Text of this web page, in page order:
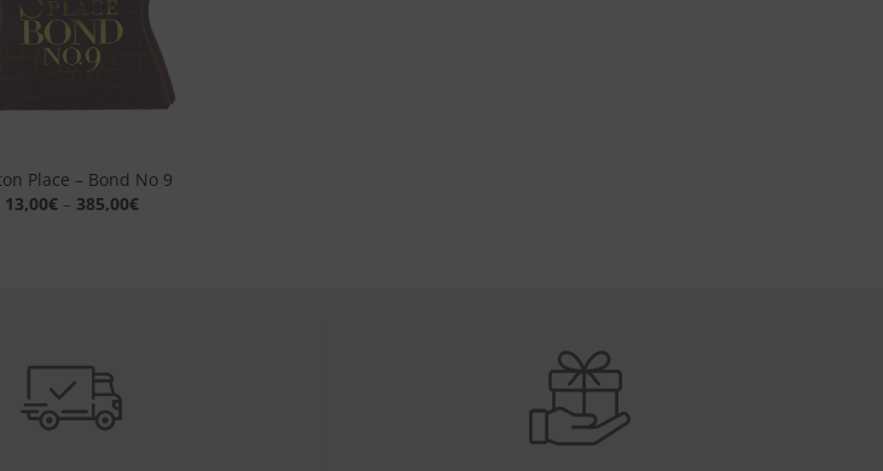
Place – Bond No 9
13,00€– 385,00€